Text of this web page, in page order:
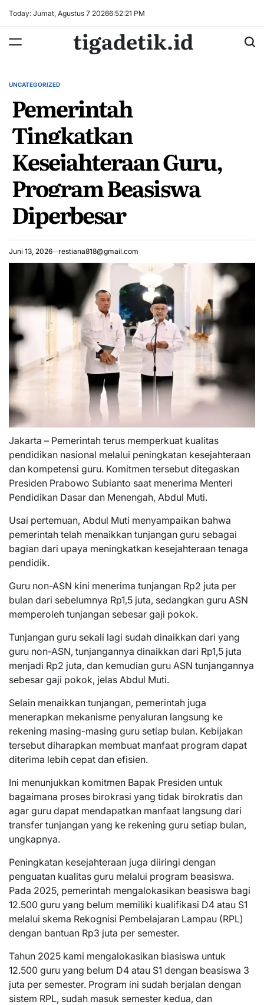
Today: Jumat, Agustus 7 20266:52:21 PM
tigadetik.id
POSTED
UNCATEGORIZED
Pemerintah
Tingkatkan
Kesejahteraan Guru,
Program Beasiswa
Diperbesar
Juni 13, 2026 restiana818@gmail.com
Jakarta – Pemerintah terus memperkuat kualitas
pendidikan nasional melalui peningkatan kesejahteraan
dan kompetensi guru. Komitmen tersebut ditegaskan
Presiden Prabowo Subianto saat menerima Menteri
Pendidikan Dasar dan Menengah, Abdul Muti.
Usai pertemuan, Abdul Muti menyampaikan bahwa
pemerintah telah menaikkan tunjangan guru sebagai
bagian dari upaya meningkatkan kesejahteraan tenaga
pendidik.
Guru non-ASN kini menerima tunjangan Rp2 juta per
bulan dari sebelumnya Rp1,5 juta, sedangkan guru ASN
memperoleh tunjangan sebesar gaji pokok.
Tunjangan guru sekali lagi sudah dinaikkan dari yang
guru non-ASN, tunjangannya dinaikkan dari Rp1,5 juta
menjadi Rp2 juta, dan kemudian guru ASN tunjangannya
sebesar gaji pokok, jelas Abdul Muti.
Selain menaikkan tunjangan, pemerintah juga
menerapkan mekanisme penyaluran langsung ke
rekening masing-masing guru setiap bulan. Kebijakan
tersebut diharapkan membuat manfaat program dapat
diterima lebih cepat dan efisien.
Ini menunjukkan komitmen Bapak Presiden untuk
bagaimana proses birokrasi yang tidak birokratis dan
agar guru dapat mendapatkan manfaat langsung dari
transfer tunjangan yang ke rekening guru setiap bulan,
ungkapnya.
Peningkatan kesejahteraan juga diiringi dengan
penguatan kualitas guru melalui program beasiswa.
Pada 2025, pemerintah mengalokasikan beasiswa bagi
12.500 guru yang belum memiliki kualifikasi D4 atau S1
melalui skema Rekognisi Pembelajaran Lampau (RPL)
dengan bantuan Rp3 juta per semester.
Tahun 2025 kami mengalokasikan biasiswa untuk
12.500 guru yang belum D4 atau S1 dengan beasiswa 3
juta per semester. Program ini sudah berjalan dengan
sistem RPL, sudah masuk semester kedua, dan